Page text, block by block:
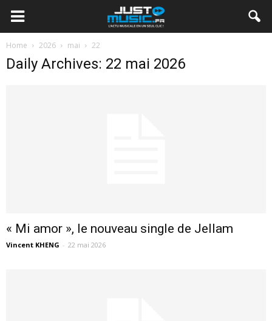
Home 2026 mai 22
Daily Archives: 22 mai 2026
« Mi amor », le nouveau single de Jellam
Vincent KHENG - 22 mai 2026